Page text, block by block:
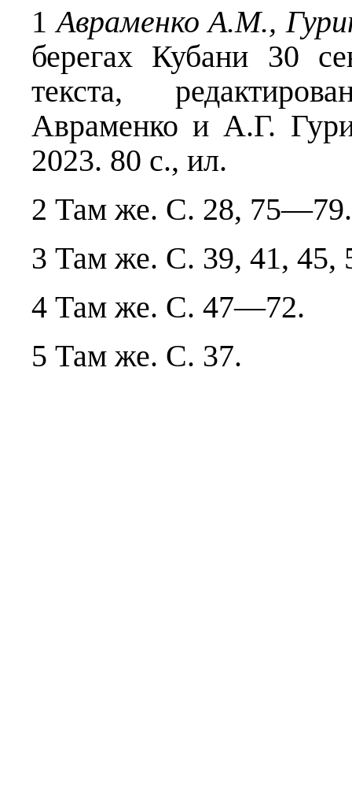
1Авраменко А.М.,
берегах Кубани 30
текста,
Авраменко и А.Г.
2023. 80 с., ил.
2 Там же. С. 28, 75—79.
3 Там же. С. 39, 41, 45,
4 Там же. С. 47—72.
5 Там же. С. 37.